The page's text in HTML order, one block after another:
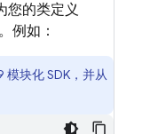
您的类定义
例如：
模块化 SDK，并从